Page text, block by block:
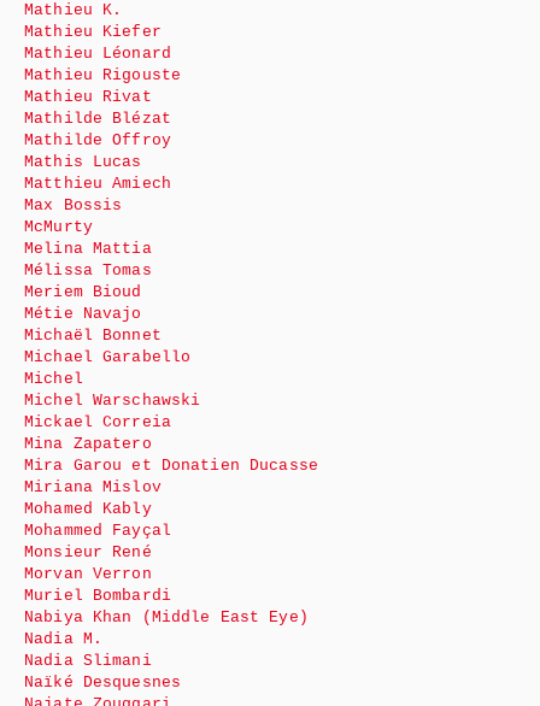
Mathieu K.
Mathieu Kiefer
Mathieu Léonard
Mathieu Rigouste
Mathieu Rivat
Mathilde Blézat
Mathilde Offroy
Mathis Lucas
Matthieu Amiech
Max Bossis
McMurty
Melina Mattia
Mélissa Tomas
Meriem Bioud
Métie Navajo
Michaël Bonnet
Michael Garabello
Michel
Michel Warschawski
Mickael Correia
Mina Zapatero
Mira Garou et Donatien Ducasse
Miriana Mislov
Mohamed Kably
Mohammed Fayçal
Monsieur René
Morvan Verron
Muriel Bombardi
Nabiya Khan (Middle East Eye)
Nadia M.
Nadia Slimani
Naïké Desquesnes